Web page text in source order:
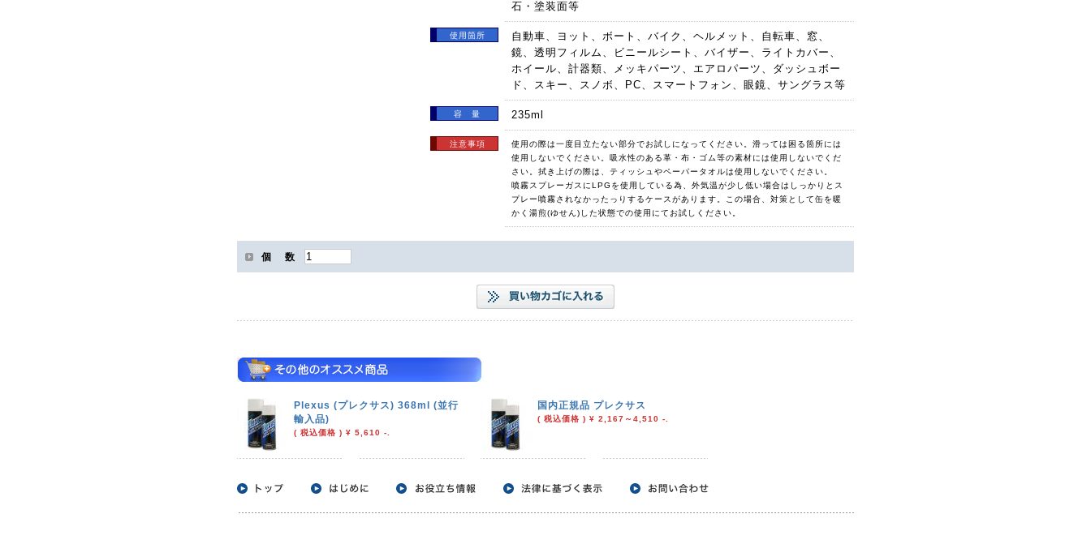
石・塗装面等
使用箇所
自動車、ヨット、ボート、バイク、ヘルメット、自転車、窓、
鏡、透明フィルム、ビニールシート、バイザー、ライトカバー、
ホイール、計器類、メッキパーツ、エアロパーツ、ダッシュボー
ド、スキー、スノボ、PC、スマートフォン、眼鏡、サングラス等
容 量 235ml
注意事項
使用の際は一度目立たない部分でお試しになってください。滑っては困る箇所には
使用しないでください。吸水性のある革・布・ゴム等の素材には使用しないでくだ
さい。拭き上げの際は、ティッシュやペーパータオルは使用しないでください。
噴霧スプレーガスにLPGを使用している為、外気温が少し低い場合はしっかりとス
プレー噴霧されなかったっりするケースがあります。この場合、対策として缶を暖
かく湯煎(ゆせん)した状態での使用にてお試しください。
個 数
Plexus (プレクサス) 368ml (並行
輸入品)
( 税込価格 ) ¥ 5,610 -.
国内正規品 プレクサス
( 税込価格 ) ¥ 2,167～4,510 -.